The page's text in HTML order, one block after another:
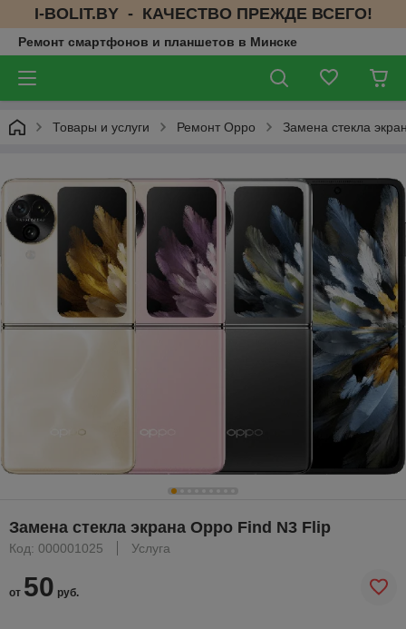
I-BOLIT.BY - КАЧЕСТВО ПРЕЖДЕ ВСЕГО!
Ремонт смартфонов и планшетов в Минске
Товары и услуги Ремонт Oppo Замена стекла
Замена стекла экрана Oppo Find N3 Flip
Код: 000001025 Услуга
от 50 руб.